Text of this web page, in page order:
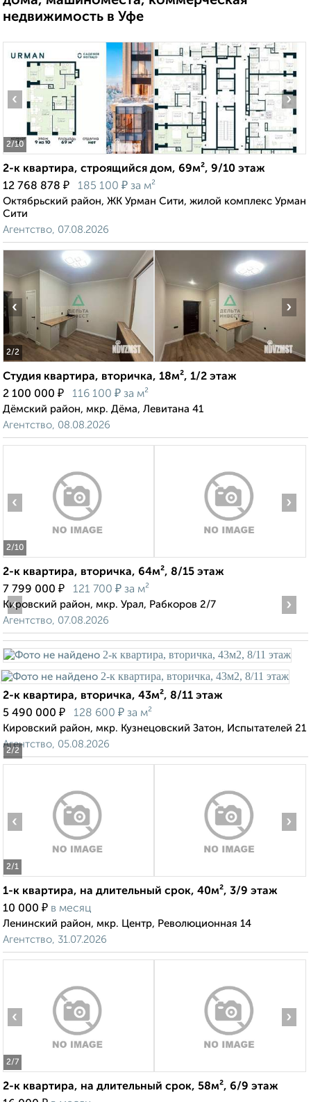
недвижимость в Уфе
2/10
‹ ›
2-к квартира, строящийся дом, 69м², 9/10 этаж
12 768 878 ₽ 185 100 ₽ за м²
Октябрьский район, ЖК Урман Сити, жилой комплекс Урман
Сити
Агентство, 07.08.2026
2/2
‹ ›
Студия квартира, вторичка, 18м², 1/2 этаж
2 100 000 ₽ 116 100 ₽ за м²
Дёмский район, мкр. Дёма, Левитана 41
Агентство, 08.08.2026
2/10
‹ ›
2-к квартира, вторичка, 64м², 8/15 этаж
7 799 000 ₽ 121 700 ₽ за м²
Кировский район, мкр. Урал, Рабкоров 2/7
Агентство, 07.08.2026
2/2
‹ ›
2-к квартира, вторичка, 43м², 8/11 этаж
5 490 000 ₽ 128 600 ₽ за м²
Кировский район, мкр. Кузнецовский Затон, Испытателей 21
Агентство, 05.08.2026
2/1
‹ ›
1-к квартира, на длительный срок, 40м², 3/9 этаж
10 000 ₽ в месяц
Ленинский район, мкр. Центр, Революционная 14
Агентство, 31.07.2026
2/7
‹ ›
2-к квартира, на длительный срок, 58м², 6/9 этаж